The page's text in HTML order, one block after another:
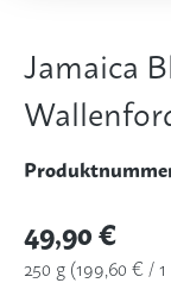
Jamaica
Regulärer Preis:
49,90 €
250 g (199,60 € /